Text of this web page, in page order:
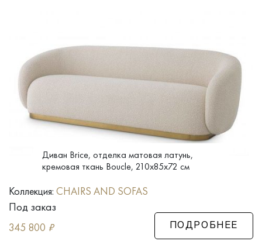
Диван Brice, отделка матовая латунь,
кремовая ткань Boucle, 210x85x72 см
Коллекция: CHAIRS AND SOFAS
Под заказ
345 800 ₽ ПОДРОБНЕЕ